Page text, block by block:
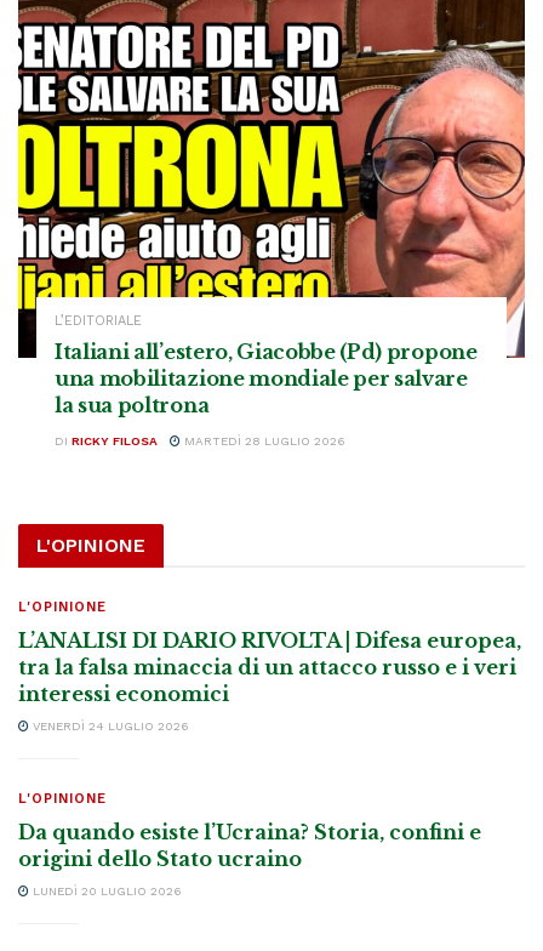
L’EDITORIALE
Italiani all’estero, Giacobbe (Pd) propone
una mobilitazione mondiale per salvare
la sua poltrona
DI RICKY FILOSA MARTEDÌ 28 LUGLIO 2026
L'OPINIONE
L'OPINIONE
L’ANALISI DI DARIO RIVOLTA | Difesa europea,
tra la falsa minaccia di un attacco russo e i veri
interessi economici
VENERDÌ 24 LUGLIO 2026
L'OPINIONE
Da quando esiste l’Ucraina? Storia, confini e
origini dello Stato ucraino
LUNEDÌ 20 LUGLIO 2026